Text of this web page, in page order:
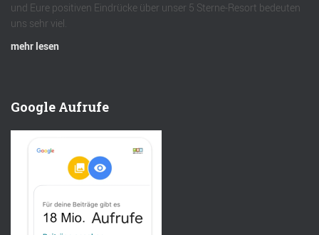
und Eure positiven Eindrücke über unser 5 Sterne-Resort bedeuten
uns sehr viel.
mehr lesen
Google Aufrufe